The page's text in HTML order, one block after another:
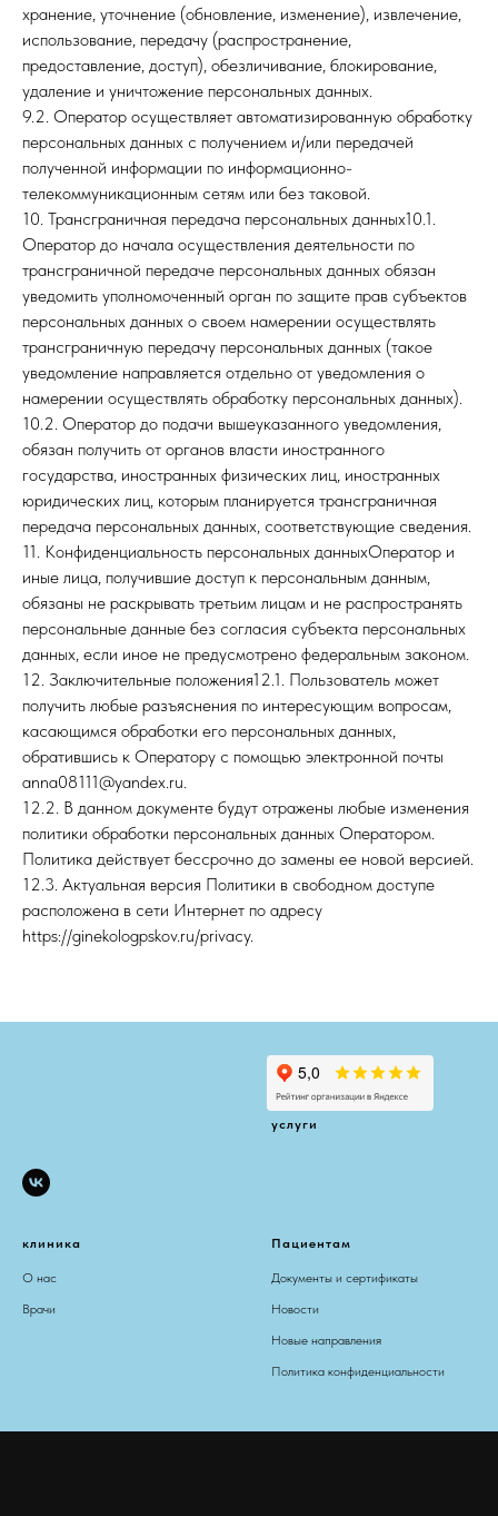
хранение, уточнение (обновление, изменение), извлечение,
использование, передачу (распространение,
предоставление, доступ), обезличивание, блокирование,
удаление и уничтожение персональных данных.
9.2. Оператор осуществляет автоматизированную обработку
персональных данных с получением и/или передачей
полученной информации по информационно-
телекоммуникационным сетям или без таковой.
10. Трансграничная передача персональных данных10.1.
Оператор до начала осуществления деятельности по
трансграничной передаче персональных данных обязан
уведомить уполномоченный орган по защите прав субъектов
персональных данных о своем намерении осуществлять
трансграничную передачу персональных данных (такое
уведомление направляется отдельно от уведомления о
намерении осуществлять обработку персональных данных).
10.2. Оператор до подачи вышеуказанного уведомления,
обязан получить от органов власти иностранного
государства, иностранных физических лиц, иностранных
юридических лиц, которым планируется трансграничная
передача персональных данных, соответствующие сведения.
11. Конфиденциальность персональных данныхОператор и
иные лица, получившие доступ к персональным данным,
обязаны не раскрывать третьим лицам и не распространять
персональные данные без согласия субъекта персональных
данных, если иное не предусмотрено федеральным законом.
12. Заключительные положения12.1. Пользователь может
получить любые разъяснения по интересующим вопросам,
касающимся обработки его персональных данных,
обратившись к Оператору с помощью электронной почты
anna08111@yandex.ru.
12.2. В данном документе будут отражены любые изменения
политики обработки персональных данных Оператором.
Политика действует бессрочно до замены ее новой версией.
12.3. Актуальная версия Политики в свободном доступе
расположена в сети Интернет по адресу
https://ginekologpskov.ru/privacy.
услуги
клиника
О нас
Врачи
Пациентам
Документы и сертификаты
Новости
Новые направления
Политика конфиденциальности